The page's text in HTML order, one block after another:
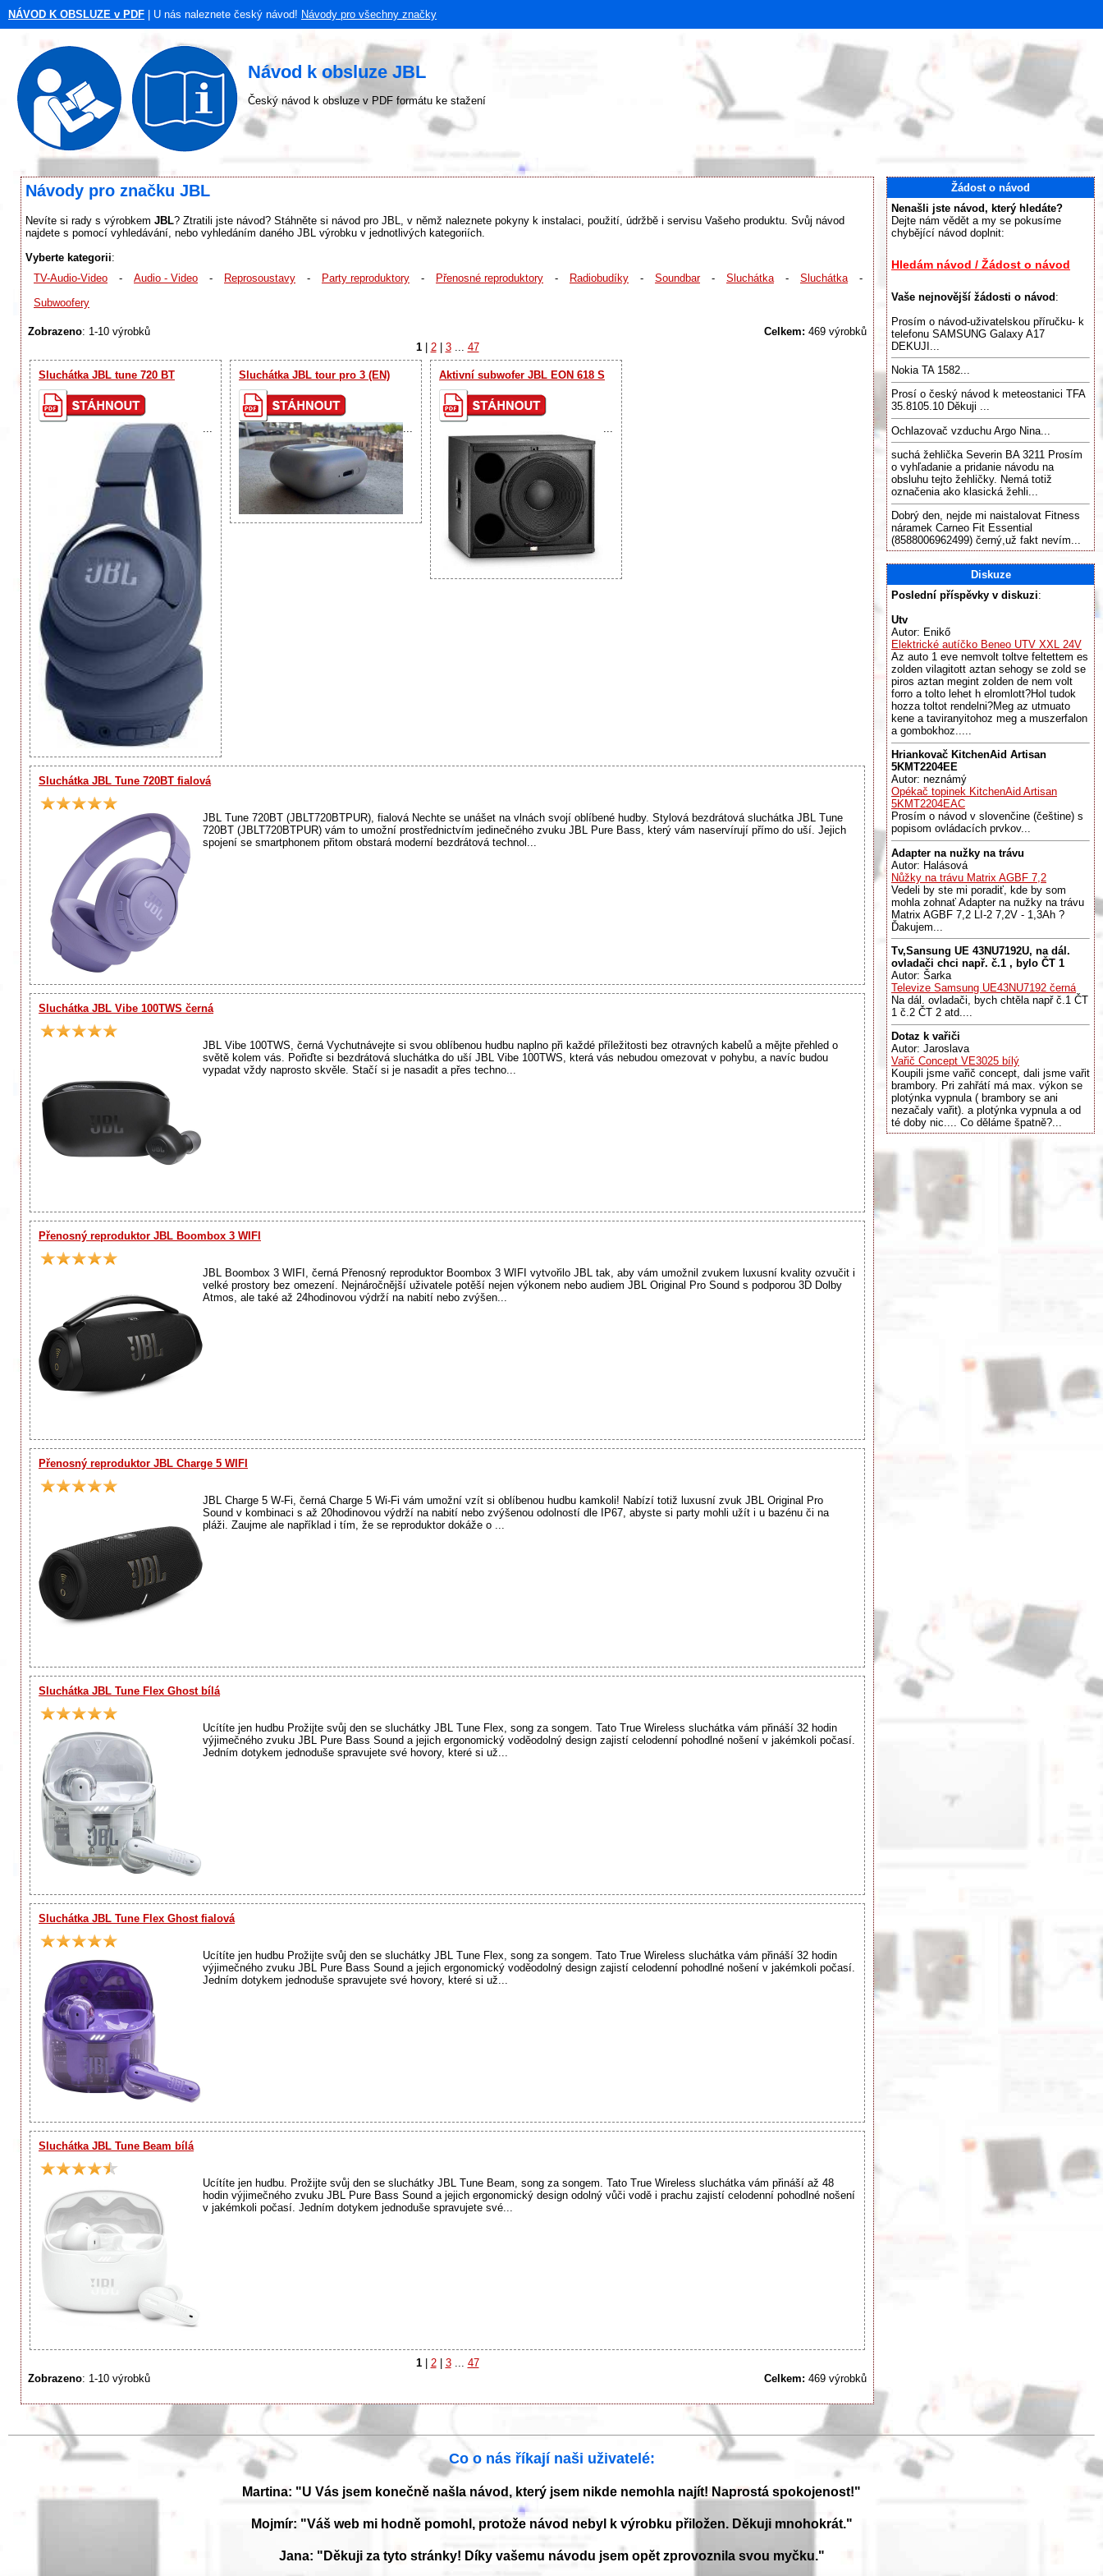
NÁVOD K OBSLUZE v PDF | U nás naleznete český návod! Návody pro všechny značky
Návod k obsluze JBL
Český návod k obsluze v PDF formátu ke stažení
Návody pro značku JBL
Nevíte si rady s výrobkem JBL? Ztratili jste návod? Stáhněte si návod pro JBL, v němž naleznete pokyny k instalaci, použití, údržbě i servisu Vašeho produktu. Svůj návod
najdete s pomocí vyhledávání, nebo vyhledáním daného JBL výrobku v jednotlivých kategoriích.
Vyberte kategorii:
TV-Audio-Video
- Audio - Video - Reprosoustavy - Party reproduktory - Přenosné reproduktory - Radiobudíky - Soundbar - Sluchátka - Sluchátka
-
Subwoofery
Zobrazeno: 1-10 výrobků Celkem: 469 výrobků
1 | 2 | 3 47
Sluchátka JBL tune 720 BT Sluchátka JBL tour pro 3 (EN) Aktivní subwofer JBL EON 618 S
Sluchátka JBL Tune 720BT fialová
JBL Tune 720BT (JBLT720BTPUR), fialová Nechte se unášet na vlnách svojí oblíbené hudby. Stylová bezdrátová sluchátka JBL Tune
720BT (JBLT720BTPUR) vám to umožní prostřednictvím jedinečného zvuku JBL Pure Bass, který vám naservírují přímo do uší. Jejich
spojení se smartphonem přitom obstará moderní bezdrátová technol...
Sluchátka JBL Vibe 100TWS černá
JBL Vibe 100TWS, černá Vychutnávejte si svou oblíbenou hudbu naplno při každé příležitosti bez otravných kabelů a mějte přehled o
světě kolem vás. Pořiďte si bezdrátová sluchátka do uší JBL Vibe 100TWS, která vás nebudou omezovat v pohybu, a navíc budou
vypadat vždy naprosto skvěle. Stačí si je nasadit a přes techno...
Přenosný reproduktor JBL Boombox 3 WIFI
JBL Boombox 3 WIFI, černá Přenosný reproduktor Boombox 3 WIFI vytvořilo JBL tak, aby vám umožnil zvukem luxusní kvality ozvučit i
velké prostory bez omezení. Nejnáročnější uživatele potěší nejen výkonem nebo audiem JBL Original Pro Sound s podporou 3D Dolby
Atmos, ale také až 24hodinovou výdrží na nabití nebo zvýšen...
Přenosný reproduktor JBL Charge 5 WIFI
JBL Charge 5 W-Fi, černá Charge 5 Wi-Fi vám umožní vzít si oblíbenou hudbu kamkoli! Nabízí totiž luxusní zvuk JBL Original Pro
Sound v kombinaci s až 20hodinovou výdrží na nabití nebo zvýšenou odolností dle IP67, abyste si party mohli užít i u bazénu či na
pláži. Zaujme ale například i tím, že se reproduktor dokáže o ...
Sluchátka JBL Tune Flex Ghost bílá
Ucítíte jen hudbu Prožijte svůj den se sluchátky JBL Tune Flex, song za songem. Tato True Wireless sluchátka vám přináší 32 hodin
výjimečného zvuku JBL Pure Bass Sound a jejich ergonomický voděodolný design zajistí celodenní pohodlné nošení v jakémkoli počasí.
Jedním dotykem jednoduše spravujete své hovory, které si už...
Sluchátka JBL Tune Flex Ghost fialová
Ucítíte jen hudbu Prožijte svůj den se sluchátky JBL Tune Flex, song za songem. Tato True Wireless sluchátka vám přináší 32 hodin
výjimečného zvuku JBL Pure Bass Sound a jejich ergonomický voděodolný design zajistí celodenní pohodlné nošení v jakémkoli počasí.
Jedním dotykem jednoduše spravujete své hovory, které si už...
Sluchátka JBL Tune Beam bílá
Ucítíte jen hudbu. Prožijte svůj den se sluchátky JBL Tune Beam, song za songem. Tato True Wireless sluchátka vám přináší až 48
hodin výjimečného zvuku JBL Pure Bass Sound a jejich ergonomický design odolný vůči vodě i prachu zajistí celodenní pohodlné nošení
v jakémkoli počasí. Jedním dotykem jednoduše spravujete své...
1 | 2 | 3
47
Zobrazeno: 1-10 výrobků Celkem: 469 výrobků
Žádost o návod
Nenašli jste návod, který hledáte?
Dejte nám vědět a my se pokusíme
chybějící návod doplnit:
Hledám návod / Žádost o návod
Vaše nejnovější žádosti o návod :
Prosím o návod-uživatelskou příručku- k
telefonu SAMSUNG Galaxy A17
DEKUJI...
Nokia TA 1582...
Prosí o český návod k meteostanici TFA
35.8105.10 Děkuji ...
Ochlazovač vzduchu Argo Nina...
suchá žehlička Severin BA 3211 Prosím
o vyhľadanie a pridanie návodu na
obsluhu tejto žehličky. Nemá totiž
označenia ako klasická žehli...
Dobrý den, nejde mi naistalovat Fitness
náramek Carneo Fit Essential
(8588006962499) černý,už fakt nevím...
Diskuze
Poslední příspěvky v diskuzi:
Utv
Autor: Enikő
Elektrické autíčko Beneo UTV XXL 24V
Az auto 1 eve nemvolt toltve feltettem es
zolden vilagitott aztan sehogy se zold se
piros aztan megint zolden de nem volt
forro a tolto lehet h elromlott?Hol tudok
hozza toltot rendelni?Meg az utmuato
kene a taviranyitohoz meg a muszerfalon
a gombokhoz.....
Hriankovač KitchenAid Artisan
5KMT2204EE
Autor: neznámý
Opékač topinek KitchenAid Artisan
5KMT2204EAC
Prosím o návod v slovenčine (češtine) s
popisom ovládacích prvkov...
Adapter na nužky na trávu
Autor: Halásová
Nůžky na trávu Matrix AGBF 7,2
Vedeli by ste mi poradiť, kde by som
mohla zohnať Adapter na nužky na trávu
Matrix AGBF 7,2 LI-2 7,2V - 1,3Ah ?
Ďakujem...
Tv,Sansung UE 43NU7192U, na dál.
ovladači chci např. č.1 , bylo ČT 1
Autor: Šarka
Televize Samsung UE43NU7192 černá
Na dál. ovladači, bych chtěla např č.1 ČT
1 č.2 ČT 2 atd....
Dotaz k vařiči
Autor: Jaroslava
Vařič Concept VE3025 bílý
Koupili jsme vařič concept, dali jsme vařit
brambory. Pri zahřátí má max. výkon se
plotýnka vypnula ( brambory se ani
nezačaly vařit). a plotýnka vypnula a od
té doby nic.... Co děláme špatně?...
Co o nás říkají naši uživatelé:
Martina: "U Vás jsem konečně našla návod, který jsem nikde nemohla najít! Naprostá spokojenost!"
Mojmír: "Váš web mi hodně pomohl, protože návod nebyl k výrobku přiložen. Děkuji mnohokrát."
Jana: "Děkuji za tyto stránky! Díky vašemu návodu jsem opět zprovoznila svou myčku."